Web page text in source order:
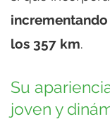
incrementando
los 357 km.
Su
joven y